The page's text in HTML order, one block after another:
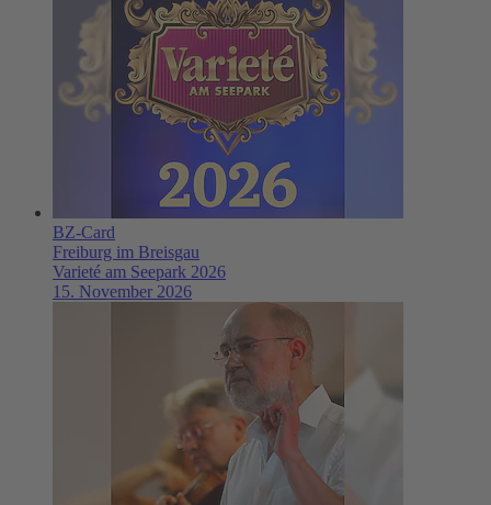
BZ-Card
Freiburg im Breisgau
Varieté am Seepark 2026
15. November 2026